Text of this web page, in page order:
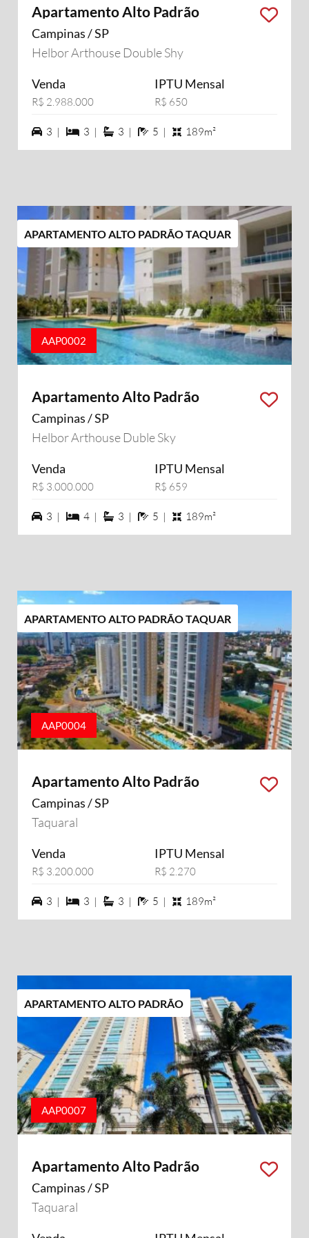
Apartamento Alto Padrão
Campinas / SP
Helbor Arthouse Double Shy
Venda
R$ 2.988.000
IPTU Mensal
R$ 650
3 vagas na garagem
3 | 3 dormiórios
3 | 3 suítes
3 | 5 banheiros
5 | 189m²
APARTAMENTO ALTO PADRÃO TAQUAR
AAP0002
Apartamento Alto Padrão
Campinas / SP
Helbor Arthouse Duble Sky
Venda
R$ 3.000.000
IPTU Mensal
R$ 659
3 vagas na garagem
3 | 4 dormiórios
4 | 3 suítes
3 | 5 banheiros
5 | 189m²
APARTAMENTO ALTO PADRÃO TAQUAR
AAP0004
Apartamento Alto Padrão
Campinas / SP
Taquaral
Venda
R$ 3.200.000
IPTU Mensal
R$ 2.270
3 vagas na garagem
3 | 3 dormiórios
3 | 3 suítes
3 | 5 banheiros
5 | 189m²
APARTAMENTO ALTO PADRÃO
AAP0007
Apartamento Alto Padrão
Campinas / SP
Taquaral